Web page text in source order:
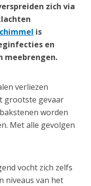
zich via
is
en
meebrengen.
verliezen
grootste gevaar
worden
Met alle gevolgen
vocht zich zelfs
niveaus van het